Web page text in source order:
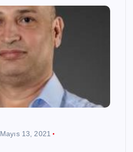
Mayıs 13, 2021